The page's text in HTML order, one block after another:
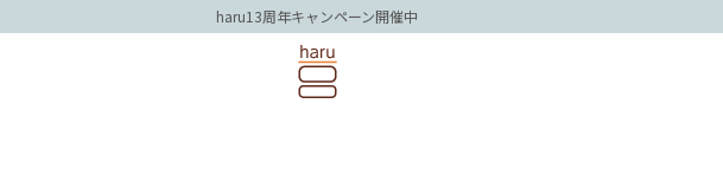
haru13周年キャンペーン開催中